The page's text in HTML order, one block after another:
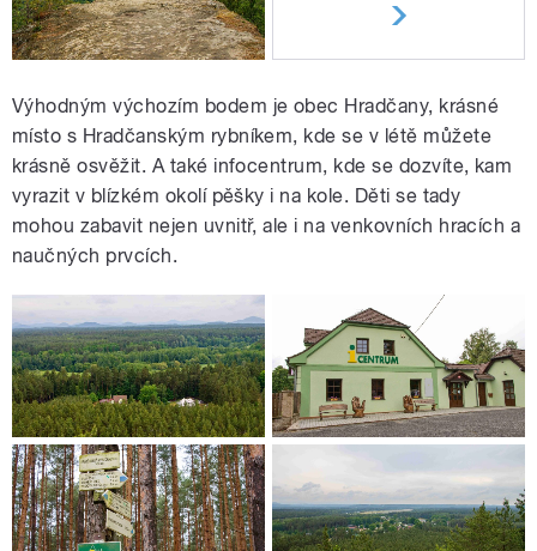
Výhodným výchozím bodem je obec Hradčany, krásné
místo s Hradčanským rybníkem, kde se v létě můžete
krásně osvěžit. A také infocentrum, kde se dozvíte, kam
vyrazit v blízkém okolí pěšky i na kole. Děti se tady
mohou zabavit nejen uvnitř, ale i na venkovních hracích a
naučných prvcích.